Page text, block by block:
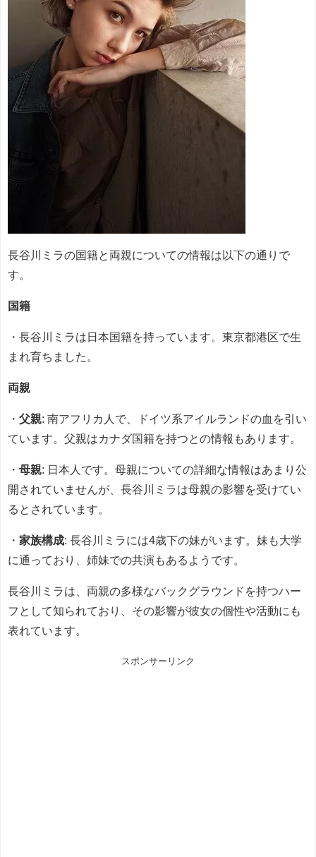
長谷川ミラの国籍と両親についての情報は以下の通りで
す。
国籍
・長谷川ミラは日本国籍を持っています。東京都港区で生
まれ育ちました。
両親
・ 父親: 南アフリカ人で、ドイツ系アイルランドの血を引い
ています。父親はカナダ国籍を持つとの情報もあります。
・ 母親: 日本人です。母親についての詳細な情報はあまり公
開されていませんが、長谷川ミラは母親の影響を受けてい
るとされています。
・ 家族構成: 長谷川ミラには4歳下の妹がいます。妹も大学
に通っており、姉妹での共演もあるようです。
長谷川ミラは、両親の多様なバックグラウンドを持つハー
フとして知られており、その影響が彼女の個性や活動にも
表れています。
スポンサーリンク